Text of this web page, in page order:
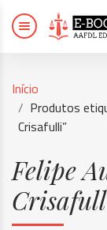
Início
Produtos
Crisafulli”
Felipe